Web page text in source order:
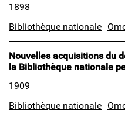
1898
Bibliothèque nationale
Nouvelles acquisitions du
la Bibliothèque nationale
1909
Bibliothèque nationale